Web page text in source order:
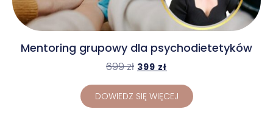
Mentoring grupowy dla psychodietetyków
699zł 399 zł
DOWIEDZ SIĘ WIĘCEJ